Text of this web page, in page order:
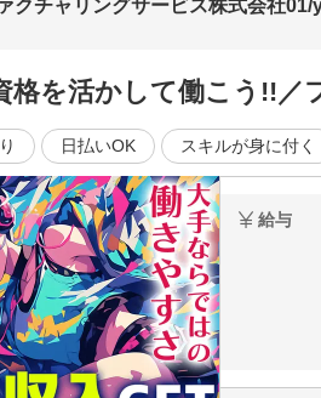
クチャリングサービス株式会社
格を活かして働こう!!
日払いOK スキルが身に付く
給与